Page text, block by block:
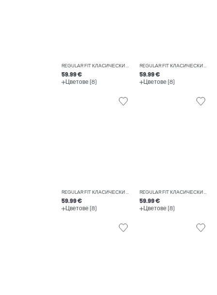
REGULAR FIT КЛАСИЧЕСКИ ПАНТАЛОНИ
59.99 €
Цветове (8)
REGULAR FIT КЛАСИЧЕСКИ ПАНТАЛОНИ
59.99 €
Цветове (8)
REGULAR FIT КЛАСИЧЕСКИ ПАНТАЛОНИ
59.99 €
Цветове (8)
REGULAR FIT КЛАСИЧЕСКИ ПАНТАЛОНИ
59.99 €
Цветове (8)